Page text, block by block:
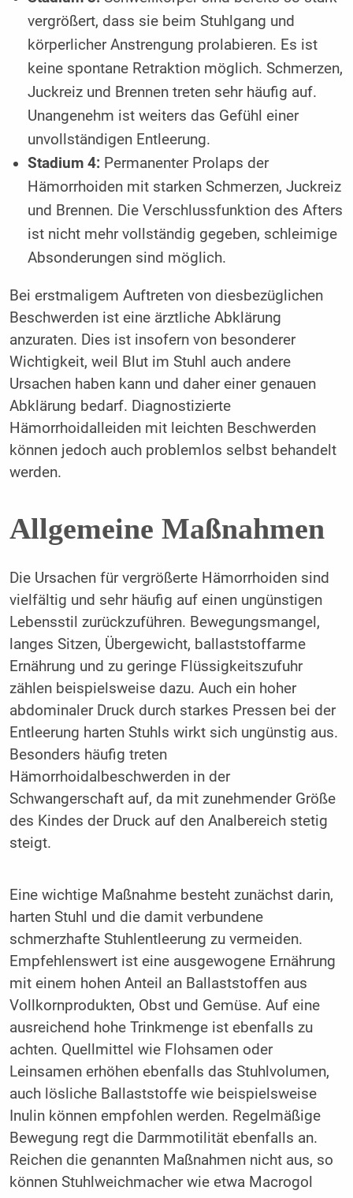
vergrößert, dass sie beim Stuhlgang und
körperlicher Anstrengung prolabieren. Es ist
keine spontane Retraktion möglich. Schmerzen,
Juckreiz und Brennen treten sehr häufig auf.
Unangenehm ist weiters das Gefühl einer
unvollständigen Entleerung.
Stadium 4: Permanenter Prolaps der
Hämorrhoiden mit starken Schmerzen, Juckreiz
und Brennen. Die Verschlussfunktion des Afters
ist nicht mehr vollständig gegeben, schleimige
Absonderungen sind möglich.
Bei erstmaligem Auftreten von diesbezüglichen
Beschwerden ist eine ärztliche Abklärung
anzuraten. Dies ist insofern von ­besonderer
Wichtigkeit, weil Blut im Stuhl auch andere
Ursachen haben kann und daher einer genauen
Abklärung bedarf. Diagnostizierte
Hämorrhoidalleiden mit leichten Beschwerden
können jedoch auch problemlos selbst behandelt
werden.
Allgemeine Maßnahmen
Die Ursachen für vergrößerte Hämorrhoiden sind
vielfältig und sehr häufig auf einen ungünstigen
Lebensstil zurückzuführen. Bewegungsmangel,
langes Sitzen, Übergewicht, ballaststoffarme
Ernährung und zu geringe Flüssigkeitszufuhr
zählen beispielsweise dazu. Auch ein hoher
abdominaler Druck durch starkes Pressen bei der
Entleerung harten Stuhls wirkt sich ungünstig aus.
Besonders häufig treten
Hämorrhoidalbeschwerden in der
Schwangerschaft auf, da mit zunehmender Größe
des Kindes der Druck auf den Analbereich stetig
steigt.
Eine wichtige Maßnahme besteht zunächst darin,
harten Stuhl und die damit verbundene
schmerzhafte Stuhlentleerung zu vermeiden.
Empfehlenswert ist eine ausgewogene Ernährung
mit einem hohen Anteil an Ballaststoffen aus
Vollkornprodukten, Obst und Gemüse. Auf eine
ausreichend hohe Trinkmenge ist ebenfalls zu
achten. Quellmittel wie Flohsamen oder
Leinsamen erhöhen ebenfalls das Stuhlvolumen,
auch lösliche Ballaststoffe wie beispielsweise
Inulin können empfohlen werden. Regelmäßige
Bewegung regt die Darmmotilität ebenfalls an.
Reichen die genannten Maßnahmen nicht aus, so
können Stuhlweichmacher wie etwa Macrogol